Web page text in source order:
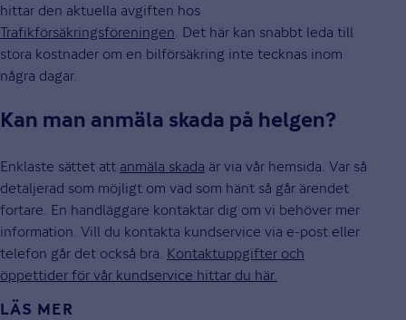
hittar den aktuella avgiften hos
Trafikförsäkringsföreningen. Det här kan snabbt leda till
stora kostnader om en bilförsäkring inte tecknas inom
några dagar.
Kan man anmäla skada på helgen?
Enklaste sättet att anmäla skada är via vår hemsida. Var så
detaljerad som möjligt om vad som hänt så går ärendet
fortare. En handläggare kontaktar dig om vi behöver mer
information. Vill du kontakta kundservice via e-post eller
telefon går det också bra. Kontaktuppgifter och
öppettider för vår kundservice hittar du här.
LÄS MER